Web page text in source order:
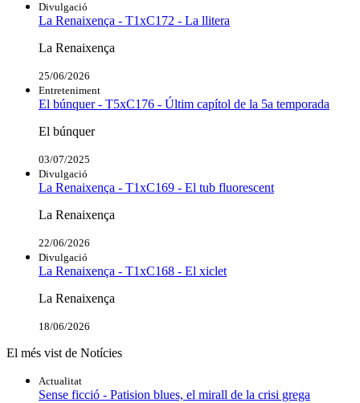
Divulgació
La Renaixença - T1xC172 - La llitera
La Renaixença
25/06/2026
Entreteniment
El búnquer - T5xC176 - Últim capítol de la 5a temporada
El búnquer
03/07/2025
Divulgació
La Renaixença - T1xC169 - El tub fluorescent
La Renaixença
22/06/2026
Divulgació
La Renaixença - T1xC168 - El xiclet
La Renaixença
18/06/2026
El més vist de Notícies
Actualitat
Sense ficció - Patision blues, el mirall de la crisi grega